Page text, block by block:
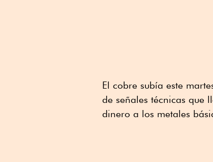
El cobre subía este
de señales técnicas que
dinero a los metales